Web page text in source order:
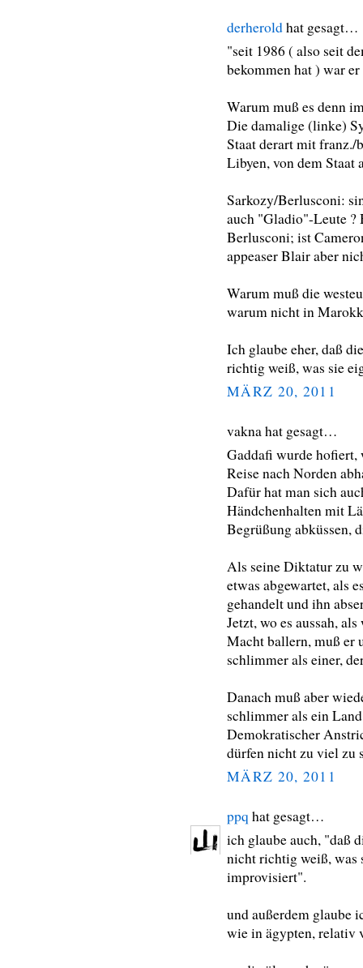
derheroldhat gesagt…
"seit 1986 ( also seit
bekommen hat ) war
Warum muß es denn
Die damalige (linke)
Staat derart mit franz./
Libyen, von dem Staat
Sarkozy/Berlusconi:
auch "Gladio"-Leute ?
Berlusconi; ist
appeaser Blair aber
Warum muß die
warum nicht in
Ich glaube eher, daß
richtig weiß, was sie
MÄRZ 20, 2011
vakna hat gesagt…
Gaddafi wurde
Reise nach Norden
Dafür hat man sich
Händchenhalten mit
Begrüßung abküssen,
Als seine Diktatur zu
etwas abgewartet, als
gehandelt und ihn
Jetzt, wo es aussah,
Macht ballern, muß er
schlimmer als einer,
Danach muß aber
schlimmer als ein
Demokratischer
dürfen nicht zu viel zu
MÄRZ 20, 2011
ppq hat gesagt…
ich glaube auch, "daß
nicht richtig weiß, was
improvisiert".
und außerdem glaube
wie in ägypten, relativ